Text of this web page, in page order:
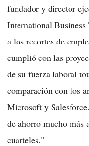
fundador y director
International
a los recortes de
cumplió con las
de su fuerza laboral
comparación con los
Microsoft y
de ahorro mucho más
cuarteles."